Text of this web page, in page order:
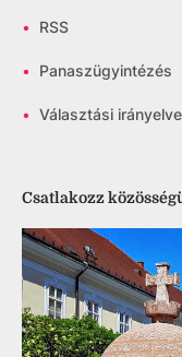
• RSS
• Panaszügyintézés
• Választási
Csatlakozz